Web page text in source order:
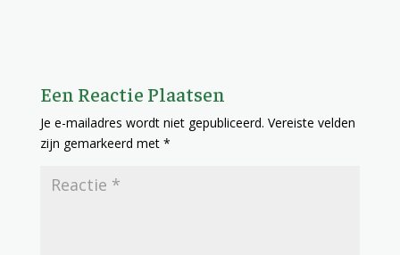
Een Reactie Plaatsen
Je e-mailadres wordt niet gepubliceerd. Vereiste velden
zijn gemarkeerd met *